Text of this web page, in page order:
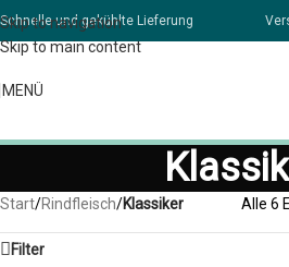
Skip to navigation
Skip to main content
Schnelle und gekühlte Lieferung
MENÜ
Start/Rindfleisch/Klassiker Alle 6
Filter